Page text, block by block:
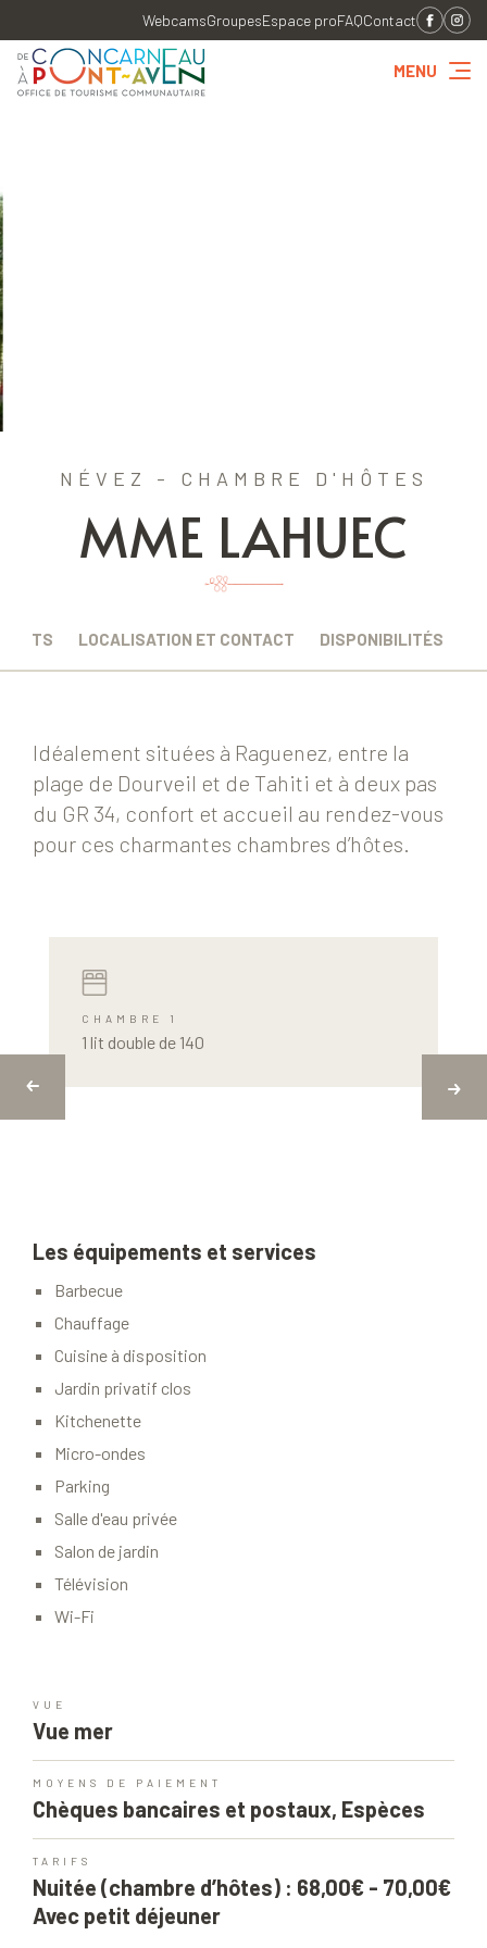
WebcamsGroupesEspace proFAQContact
MENU
NÉVEZ - CHAMBRE D'HÔTES
MME LAHUEC
LOCALISATION ET CONTACT DISPONIBILITÉS
Idéalement situées à Raguenez, entre la
plage de Dourveil et de Tahiti et à deux pas
du GR 34, confort et accueil au rendez-vous
pour ces charmantes chambres d’hôtes.
CHAMBRE 1
1 lit double de 140
Les équipements et services
Barbecue
Chauffage
Cuisine à disposition
Jardin privatif clos
Kitchenette
Micro-ondes
Parking
Salle d'eau privée
Salon de jardin
Télévision
Wi-Fi
VUE
Vue mer
MOYENS DE PAIEMENT
Chèques bancaires et postaux, Espèces
TARIFS
Nuitée (chambre d’hôtes) : 68,00€ - 70,00€
Avec petit déjeuner